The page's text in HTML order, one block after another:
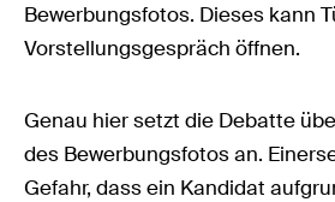
Bewerbungsfotos. Dieses kann
Vorstellungsgespräch öffnen.
Genau hier setzt die Debatte
des Bewerbungsfotos an.
Gefahr, dass ein Kandidat